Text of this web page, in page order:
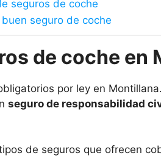
seguros de coche
seguro de coche
de coche en
por ley en
seguro de responsabilidad
de seguros que ofrecen